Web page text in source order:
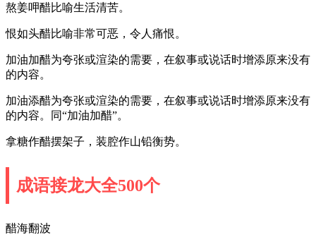
熬姜呷醋比喻生活清苦。
恨如头醋比喻非常可恶，令人痛恨。
加油加醋为夸张或渲染的需要，在叙事或说话时增添原来没有
的内容。
加油添醋为夸张或渲染的需要，在叙事或说话时增添原来没有
的内容。同“加油加醋”。
拿糖作醋摆架子，装腔作山铅衡势。
成语接龙大全500个
醋海翻波